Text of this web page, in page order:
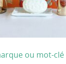
ou mot-clé